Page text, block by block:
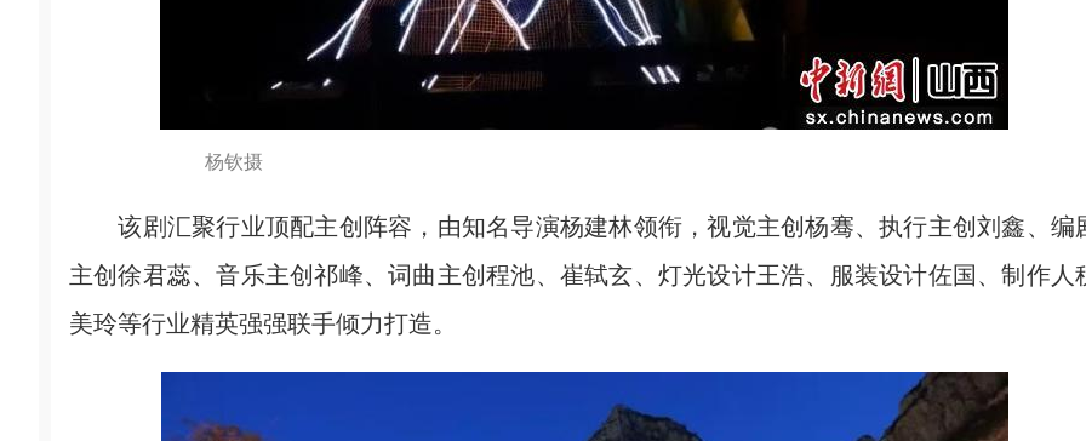
杨钦摄
该剧汇聚行业顶配主创阵容，由知名导演杨建林领衔，视觉主创杨骞、执行主创刘鑫、编
主创徐君蕊、音乐主创祁峰、词曲主创程池、崔轼玄、灯光设计王浩、服装设计佐国、制作人
美玲等行业精英强强联手倾力打造。